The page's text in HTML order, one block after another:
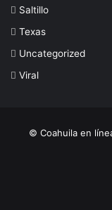
Saltillo
Texas
Uncategorized
Viral
© Coahuila en